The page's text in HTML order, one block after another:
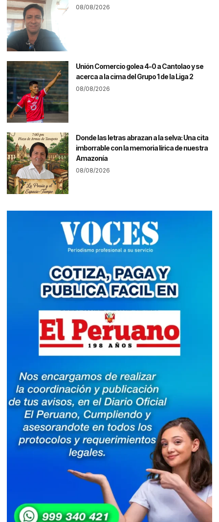
08/08/2026
Unión Comercio golea 4-0 a Cantolao y se
acerca a la cima del Grupo 1 de la Liga 2
08/08/2026
Donde las letras abrazan a la selva: Una cita
imborrable con la memoria lírica de nuestra
Amazonía
08/08/2026